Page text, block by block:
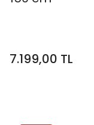
7.199,00 TL